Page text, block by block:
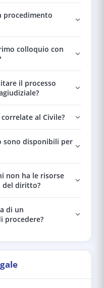
procedimento
colloquio con
il processo
al Civile?
sono disponibili per
non ha le risorse
del diritto?
di un
procedere?